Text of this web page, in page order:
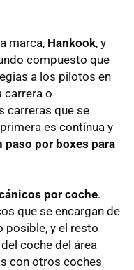
marca, Hankook, y
compuesto que
a los pilotos en
carrera o
carreras que se
es contínua y
por boxes para
por coche.
que se encargan de
posible, y el resto
coche del área
con otros coches